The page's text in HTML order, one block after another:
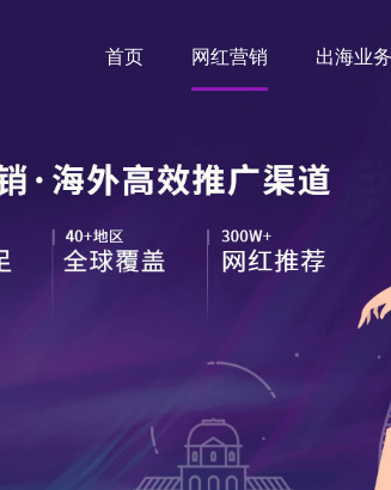
首页 网红营销 出海业务